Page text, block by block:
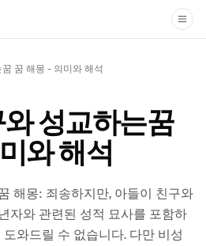
꿈 해몽 - 의미와 해석
성교하는꿈
와 해석
해몽: 죄송하지만, 아들이 친구와
자와 관련된 성적 묘사를 포함하
와드릴 수 없습니다. 다만 비성